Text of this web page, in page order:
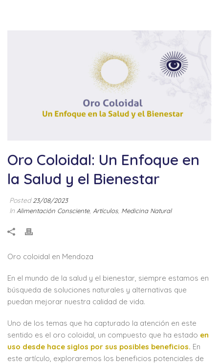
Oro Coloidal: Un Enfoque en
la Salud y el Bienestar
Posted 23/08/2023
In Alimentación Consciente, Artículos, Medicina Natural
Oro coloidal en Mendoza
En el mundo de la salud y el bienestar, siempre estamos en
búsqueda de soluciones naturales y alternativas que
puedan mejorar nuestra calidad de vida.
Uno de los temas que ha capturado la atención en este
sentido es el oro coloidal, un compuesto que ha estado en
uso desde hace siglos por sus posibles beneficios. En
este artículo, exploraremos los beneficios potenciales de